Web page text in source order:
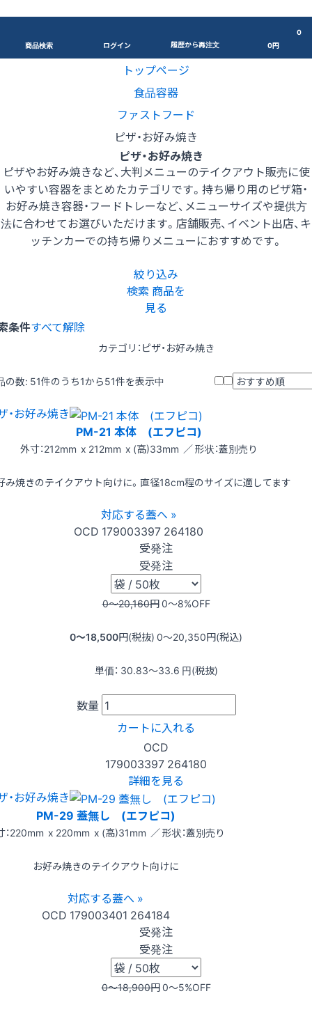
商品検索 ログイン 履歴から再注文
0
0円
トップページ
食品容器
ファストフード
ピザ・お好み焼き
ピザ・お好み焼き
ピザやお好み焼きなど、大判メニューのテイクアウト販売に使
いやすい容器をまとめたカテゴリです。持ち帰り用のピザ箱・
お好み焼き容器・フードトレーなど、メニューサイズや提供方
法に合わせてお選びいただけます。店舗販売、イベント出店、キ
ッチンカーでの持ち帰りメニューにおすすめです。
絞り込み
検索 商品を
見る
条件すべて解除
カテゴリ：ピザ・お好み焼き
の数: 51件のうち1から51件を表示中
・お好み焼き
PM-21 本体 (エフピコ)
外寸：212mm x 212mm x (高)33mm ／ 形状：蓋別売り
み焼きのテイクアウト向けに。直径18cm程のサイズに適してます
対応する蓋へ »
OCD 179003397 264180
受発注
受発注
0〜20,160円0〜8%OFF
0〜18,500円(税抜) 0〜20,350円(税込)
単価： 30.83〜33.6 円(税抜)
数量
カートに入れる
OCD
179003397 264180
詳細を見る
・お好み焼き
PM-29 蓋無し (エフピコ)
：220mm x 220mm x (高)31mm ／ 形状：蓋別売り
お好み焼きのテイクアウト向けに
対応する蓋へ »
OCD 179003401 264184
受発注
受発注
0〜18,900円0〜5%OFF